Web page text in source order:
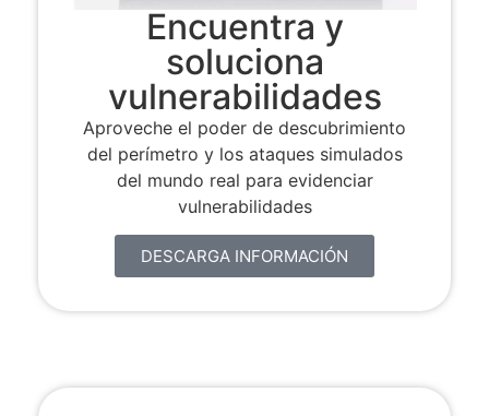
Encuentra y
soluciona
vulnerabilidades
Aproveche el poder de descubrimiento
del perímetro y los ataques simulados
del mundo real para evidenciar
vulnerabilidades
DESCARGA INFORMACIÓN